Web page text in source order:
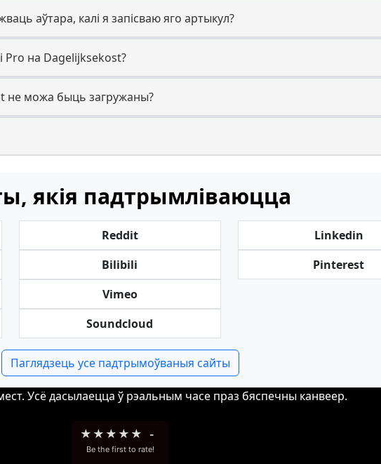
аўтара, калі я запісваю яго артыкул?
Pro на Dagelijksekost?
не можа быць загружаны?
якія падтрымліваюцца
Reddit
Bilibili
Vimeo
Soundcloud
Linkedin
Pinterest
Паглядзець усе падтрымоўваныя сайты
Усё дасылаецца ў рэальным часе праз бяспечны канвеер.
★ ★ ★ ★ ★ -
Be the first to rate!